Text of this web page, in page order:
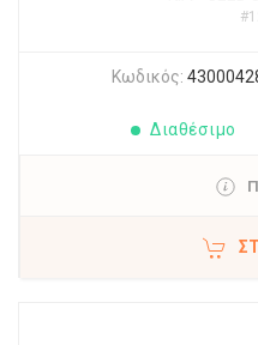
Κωδικός:
Διαθέσιμο